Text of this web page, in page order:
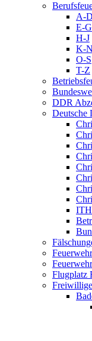
A-D
E-G
H-J
K-N
O-S
T-Z
DDR
Deutsche
Flugplatz